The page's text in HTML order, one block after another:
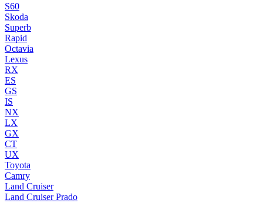
S60
Skoda
Superb
Rapid
Octavia
Lexus
RX
ES
GS
IS
NX
LX
GX
CT
UX
Toyota
Camry
Land Cruiser
Land Cruiser Prado